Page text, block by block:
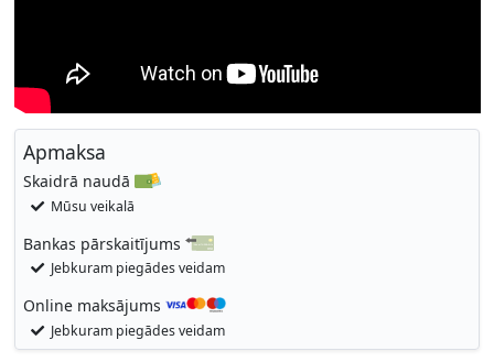
Apmaksa
Skaidrā naudā
Mūsu veikalā
Bankas pārskaitījums
Jebkuram piegādes veidam
Online maksājums
Jebkuram piegādes veidam